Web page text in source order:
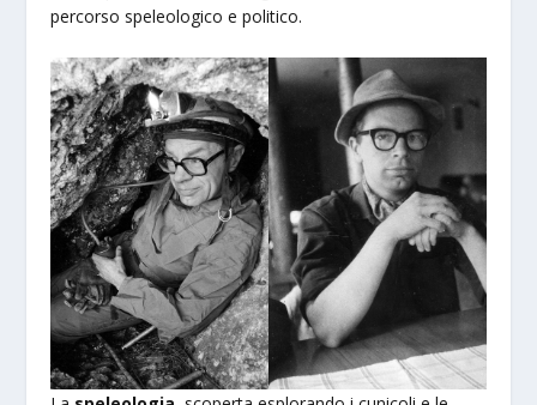
percorso speleologico e politico.